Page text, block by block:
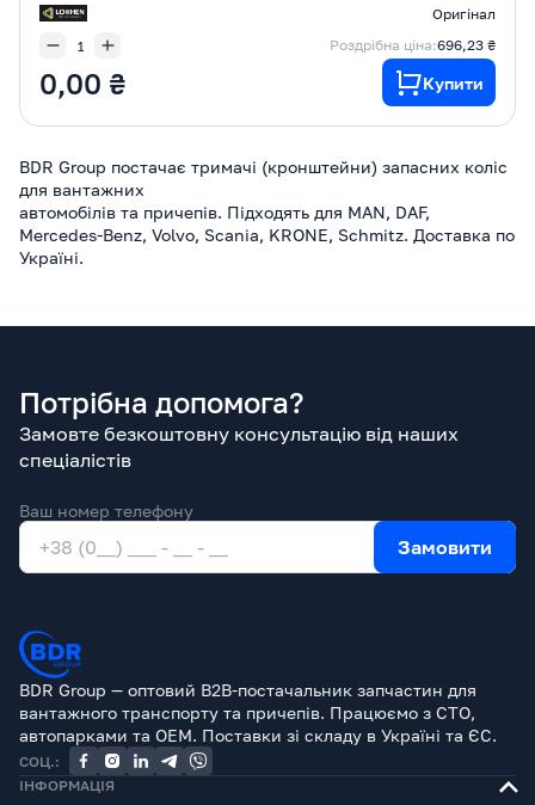
Оригінал
Роздрібна ціна:696,23 ₴
0,00 ₴ Купити
BDR Group постачає тримачі (кронштейни) запасних коліс
для вантажних
автомобілів та причепів. Підходять для MAN, DAF,
Mercedes-Benz, Volvo, Scania, KRONE, Schmitz. Доставка по
Україні.
Потрібна допомога?
Замовте безкоштовну консультацію від наших
спеціалістів
Ваш номер телефону
Замовити
BDR Group — оптовий B2B-постачальник запчастин для
вантажного транспорту та причепів. Працюємо з СТО,
автопарками та OEM. Поставки зі складу в Україні та ЄС.
СОЦ.:
ІНФОРМАЦІЯ